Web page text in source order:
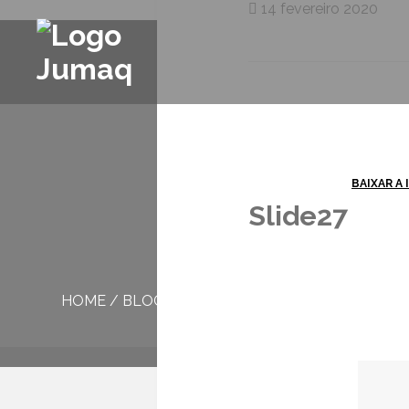
HOME / BLOG
14 fevereiro 2020
Slide27
BAIXAR A